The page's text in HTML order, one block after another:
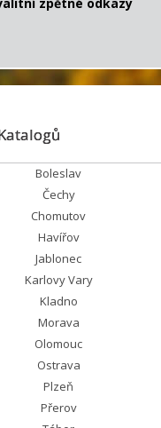
Boleslav
Čechy
Chomutov
Havířov
Jablonec
Karlovy Vary
Kladno
Morava
Olomouc
Ostrava
Plzeň
Přerov